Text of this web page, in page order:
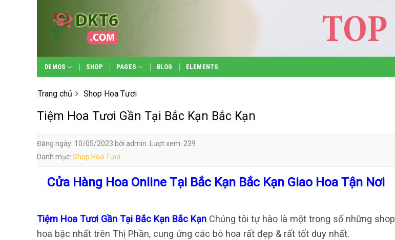
content
DEMOS SHOP PAGES BLOG ELEMENTS
Trang chủ Shop Hoa Tươi
Tiệm Hoa Tươi Gần Tại Bắc Kạn Bắc Kạn
Đăng ngày: 10/05/2023 bởi admin. Lượt xem: 239
Danh mục: Shop Hoa Tươi
Cửa Hàng Hoa Online Tại Bắc Kạn Bắc Kạn Giao Hoa Tận Nơi
Tiệm Hoa Tươi Gần Tại Bắc Kạn Bắc Kạn Chúng tôi tự hào là một trong số những shop
hoa bậc nhất trên Thị Phần, cung ứng các bó hoa rất đẹp & rất tốt duy nhất.